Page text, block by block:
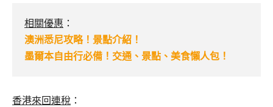
相關優惠 ：
澳洲悉尼攻略！景點介紹！
墨爾本自由行必備！交通、景點、美食懶人包！
香港來回連稅 ：